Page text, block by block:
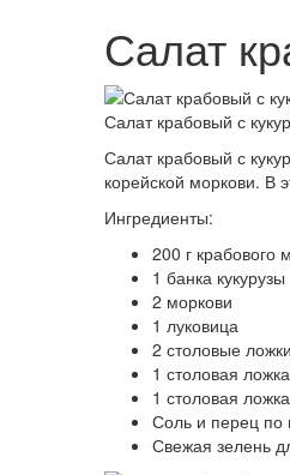
Салат
Салат крабовый с
Салат крабовый с
корейской моркови. В
Ингредиенты:
200 г крабового
1 банка кукурузы
2 моркови
1 луковица
2 столовые
1 столовая
1 столовая
Соль и перец по
Свежая зелень